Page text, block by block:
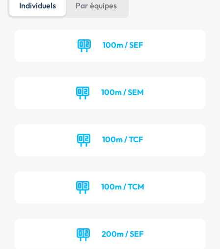
Individuels Par équipes
100m / SEF
100m / SEM
100m / TCF
100m / TCM
200m / SEF